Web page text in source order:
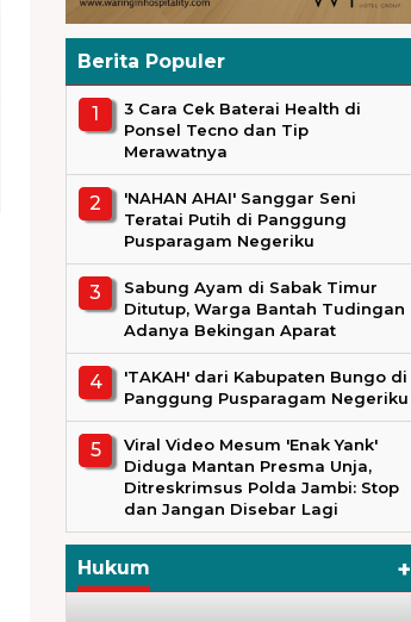
Berita Populer
3 Cara Cek Baterai Health di
Ponsel Tecno dan Tip
Merawatnya
'NAHAN AHAI' Sanggar Seni
Teratai Putih di Panggung
Pusparagam Negeriku
Sabung Ayam di Sabak Timur
Ditutup, Warga Bantah Tudingan
Adanya Bekingan Aparat
'TAKAH' dari Kabupaten Bungo di
Panggung Pusparagam Negeriku
Viral Video Mesum 'Enak Yank'
Diduga Mantan Presma Unja,
Ditreskrimsus Polda Jambi: Stop
dan Jangan Disebar Lagi
Hukum +